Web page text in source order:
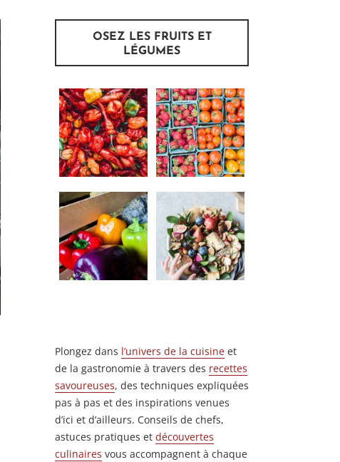
OSEZ LES FRUITS ET
LÉGUMES
Plongez dans l’univers de la cuisine et
de la gastronomie à travers des recettes
savoureuses, des techniques expliquées
pas à pas et des inspirations venues
d’ici et d’ailleurs. Conseils de chefs,
astuces pratiques et découvertes
culinaires vous accompagnent à chaque